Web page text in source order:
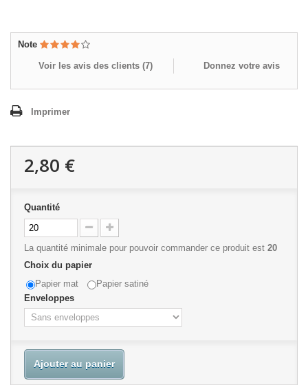
Note
Voir les avis des clients (7) Donnez votre avis
Imprimer
2,80 €
Quantité
La quantité minimale pour pouvoir commander ce produit est 20
Choix du papier
Papier mat
Papier satiné
Enveloppes
Ajouter au panier